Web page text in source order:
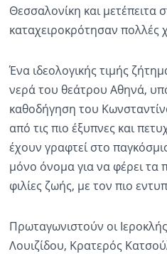
Θεσσαλονίκη και
καταχειροκρότησαν πολλές
Ένα ιδεολογικής τιμής
νερά του θεάτρου Αθηνά,
καθοδήγηση του
από τις πιο έξυπνες και
έχουν γραφτεί στο
μόνο όνομα για να φέρει τα
φιλίες ζωής, με τον πιο
Πρωταγωνιστούν οι
Λουιζίδου, Κρατερός